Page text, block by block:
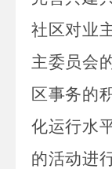
社区对业
主委员会
区事务的
化运行水
的活动进